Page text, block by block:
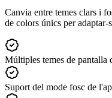
Canvia entre temes clars i
de colors únics per adaptar-
Múltiples temes de pantalla
Suport del mode fosc de